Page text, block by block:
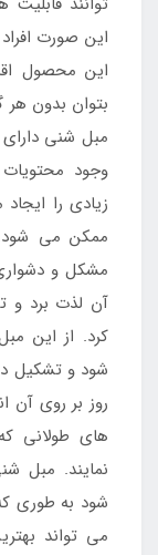
این صورت
این محصول
بتوان بدون
مبل شنی دارای
وجود
زیادی را
ممکن می
مشکل و
آن لذت برد و
کرد. از این
شود و تشکیل
روز بر روی آن
های طولانی
نمایند. مبل
شود به طوری
می تواند